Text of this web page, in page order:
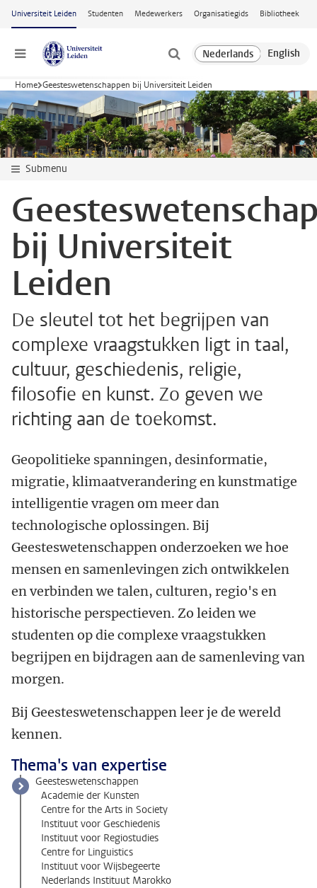
Ga naar hoofdinhoud
Universiteit Leiden Studenten Medewerkers Organisatiegids Bibliotheek
Menu
Home Geesteswetenschappen bij Universiteit Leiden
Submenu
bij Universiteit
Leiden
De sleutel tot het begrijpen van
complexe vraagstukken ligt in taal,
cultuur, geschiedenis, religie,
filosofie en kunst. Zo geven we
richting aan de toekomst.
Geopolitieke spanningen, desinformatie,
migratie, klimaatverandering en kunstmatige
intelligentie vragen om meer dan
technologische oplossingen. Bij
Geesteswetenschappen onderzoeken we hoe
mensen en samenlevingen zich ontwikkelen
en verbinden we talen, culturen, regio's en
historische perspectieven. Zo leiden we
studenten op die complexe vraagstukken
begrijpen en bijdragen aan de samenleving van
morgen.
Bij Geesteswetenschappen leer je de wereld
kennen.
Thema's van expertise
Geesteswetenschappen
Academie der Kunsten
Centre for the Arts in Society
Instituut voor Geschiedenis
Instituut voor Regiostudies
Centre for Linguistics
Instituut voor Wijsbegeerte
Nederlands Instituut Marokko